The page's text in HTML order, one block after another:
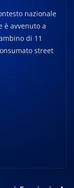
nazionale
è avvenuto a
di 11
street